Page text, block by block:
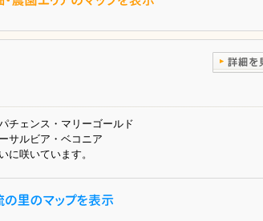
チェンス・マリーゴールド
サルビア・ベコニア
に咲いています。